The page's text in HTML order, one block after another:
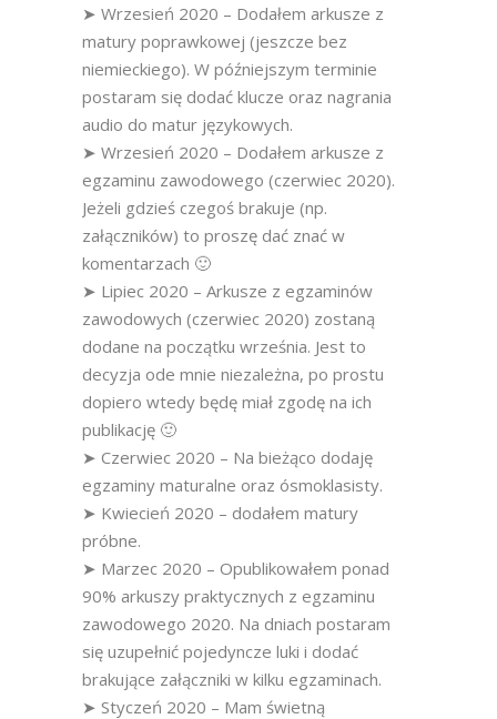
➤ Wrzesień 2020 – Dodałem arkusze z
matury poprawkowej (jeszcze bez
niemieckiego). W późniejszym terminie
postaram się dodać klucze oraz nagrania
audio do matur językowych.
➤ Wrzesień 2020 – Dodałem arkusze z
egzaminu zawodowego (czerwiec 2020).
Jeżeli gdzieś czegoś brakuje (np.
załączników) to proszę dać znać w
komentarzach 🙂
➤ Lipiec 2020 – Arkusze z egzaminów
zawodowych (czerwiec 2020) zostaną
dodane na początku września. Jest to
decyzja ode mnie niezależna, po prostu
dopiero wtedy będę miał zgodę na ich
publikację 🙂
➤ Czerwiec 2020 – Na bieżąco dodaję
egzaminy maturalne oraz ósmoklasisty.
➤ Kwiecień 2020 – dodałem matury
próbne.
➤ Marzec 2020 – Opublikowałem ponad
90% arkuszy praktycznych z egzaminu
zawodowego 2020. Na dniach postaram
się uzupełnić pojedyncze luki i dodać
brakujące załączniki w kilku egzaminach.
➤ Styczeń 2020 – Mam świetną